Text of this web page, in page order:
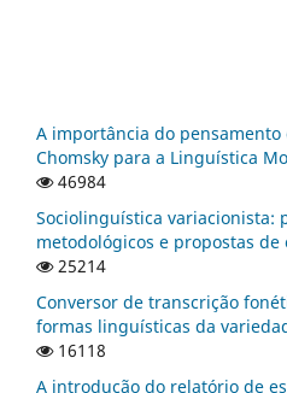
A importância do
Chomsky para a Linguística
46984
Sociolinguística variacionista:
metodológicos e propostas de
25214
Conversor de transcrição
formas linguísticas da
16118
A introdução do relatório de